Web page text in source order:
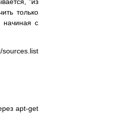
только
начиная с
apt-get